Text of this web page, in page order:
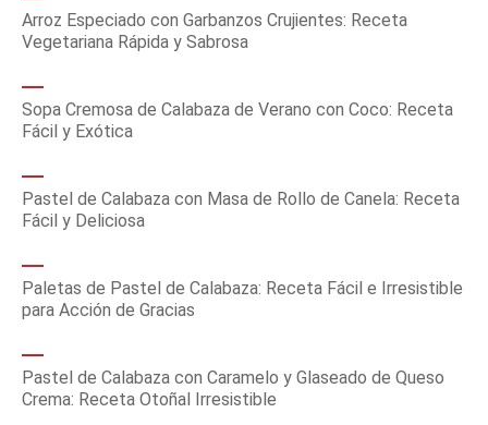
Arroz Especiado con Garbanzos Crujientes: Receta
Vegetariana Rápida y Sabrosa
Sopa Cremosa de Calabaza de Verano con Coco: Receta
Fácil y Exótica
Pastel de Calabaza con Masa de Rollo de Canela: Receta
Fácil y Deliciosa
Paletas de Pastel de Calabaza: Receta Fácil e Irresistible
para Acción de Gracias
Pastel de Calabaza con Caramelo y Glaseado de Queso
Crema: Receta Otoñal Irresistible